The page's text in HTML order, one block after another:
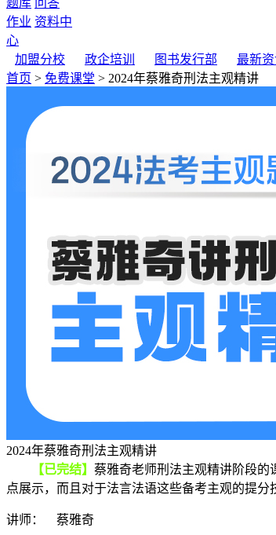
题库 问答
作业 资料中
心
加盟分校
政企培训 图书发行部
最新
首页 > 免费课堂 > 2024年蔡雅奇刑法主观精讲
2024年蔡雅奇刑法主观精讲
【已完结】 蔡雅奇老师刑法主观精讲阶段的
点展示，而且对于法言法语这些备考主观的提
讲师： 蔡雅奇